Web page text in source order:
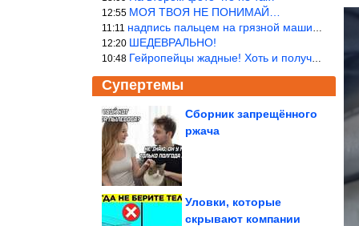
12:55 МОЯ ТВОЯ НЕ ПОНИМАЙ…
11:11 надпись пальцем на грязной машине «Помой меня»!
12:20 ШЕДЕВРАЛЬНО!
10:48 Гейропейцы жадные! Хоть и получают в десять раз больше жителей б
Супертемы
Сборник запрещённого
ржача
Нейт Люббе:
Уловки, которые
скрывают компании